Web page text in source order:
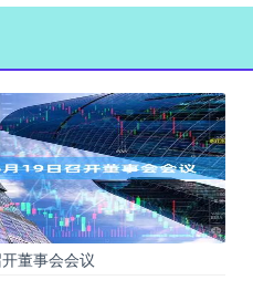
董事会会议